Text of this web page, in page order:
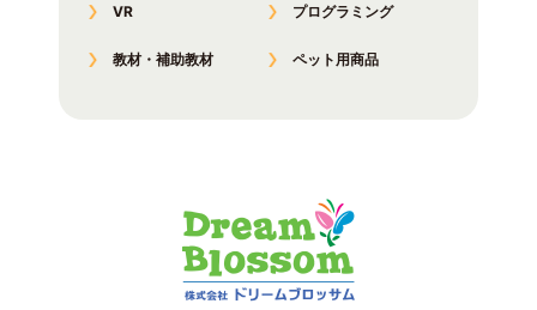
VR プログラミング
教材・補助教材 ペット用商品